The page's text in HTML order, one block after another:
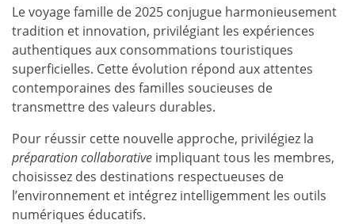
Le voyage famille de 2025 conjugue harmonieusement
tradition et innovation, privilégiant les expériences
authentiques aux consommations touristiques
superficielles. Cette évolution répond aux attentes
contemporaines des familles soucieuses de
transmettre des valeurs durables.
Pour réussir cette nouvelle approche, privilégiez la
préparation collaborative impliquant tous les membres,
choisissez des destinations respectueuses de
l’environnement et intégrez intelligemment les outils
numériques éducatifs.